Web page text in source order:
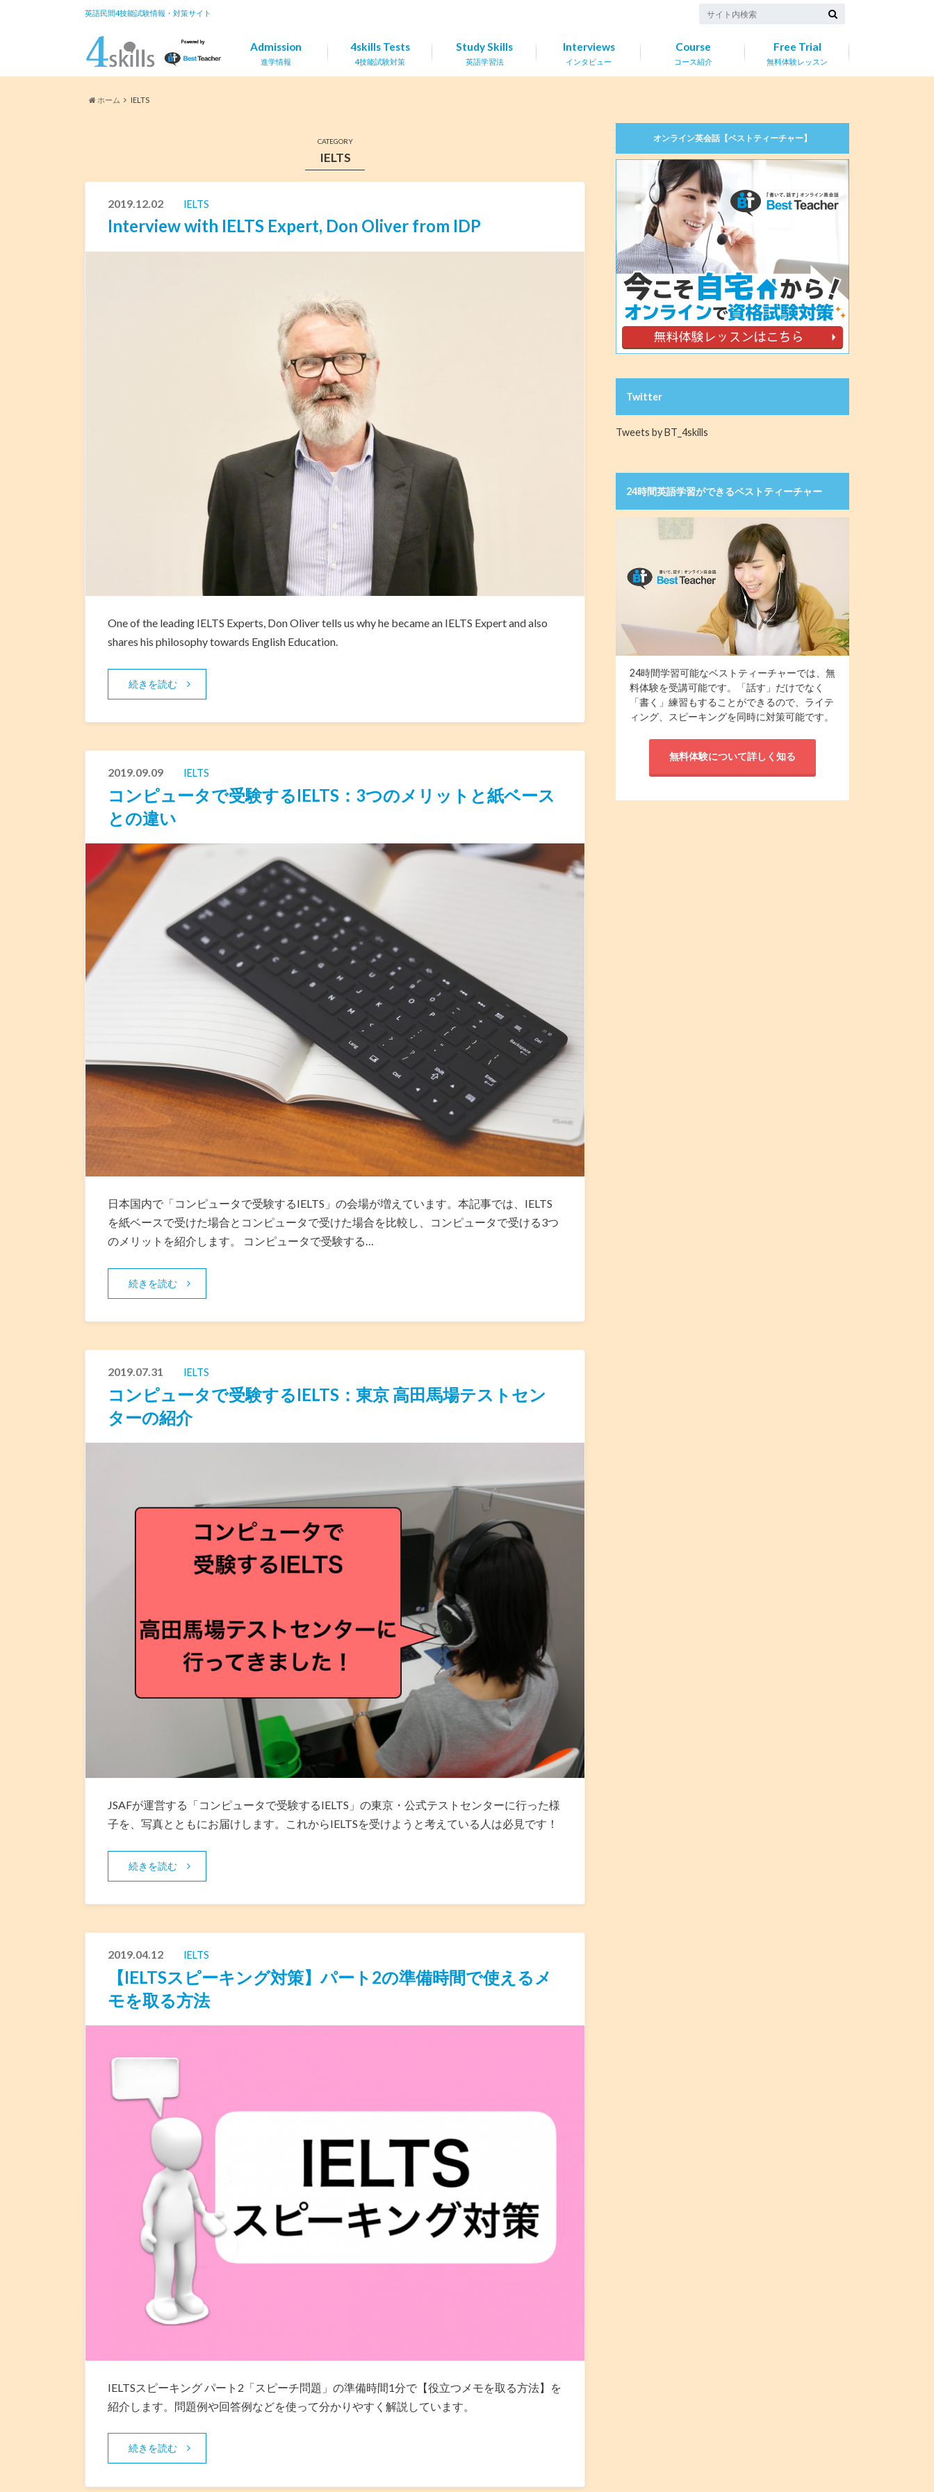
英語民間4技能試験情報・対策サイト
進学情報
Admission
4技能試験対策
4skills Tests
英語学習法
Study Skills
インタビュー
Interviews
コース紹介
Course
無料体験レッスン
Free Trial
ホーム IELTS
CATEGORY
IELTS
2019.12.02 IELTS
Interview with IELTS Expert, Don Oliver from IDP
One of the leading IELTS Experts, Don Oliver tells us why he became an IELTS Expert and also
shares his philosophy towards English Education.
続きを読む
2019.09.09 IELTS
コンピュータで受験するIELTS：3つのメリットと紙ベース
との違い
日本国内で「コンピュータで受験するIELTS」の会場が増えています。本記事では、IELTS
を紙ベースで受けた場合とコンピュータで受けた場合を比較し、コンピュータで受ける3つ
のメリットを紹介します。 コンピュータで受験する…
続きを読む
2019.07.31 IELTS
コンピュータで受験するIELTS：東京 高田馬場テストセン
ターの紹介
JSAFが運営する「コンピュータで受験するIELTS」の東京・公式テストセンターに行った様
子を、写真とともにお届けします。これからIELTSを受けようと考えている人は必見です！
続きを読む
2019.04.12 IELTS
【IELTSスピーキング対策】パート2の準備時間で使えるメ
モを取る方法
IELTSスピーキング パート2「スピーチ問題」の準備時間1分で【役立つメモを取る方法】を
紹介します。問題例や回答例などを使って分かりやすく解説しています。
続きを読む
オンライン英会話【ベストティーチャー】
Twitter
Tweets by BT_4skills
24時間英語学習ができるベストティーチャー
24時間学習可能なベストティーチャーでは、無
料体験を受講可能です。「話す」だけでなく
「書く」練習もすることができるので、ライテ
ィング、スピーキングを同時に対策可能です。
無料体験について詳しく知る